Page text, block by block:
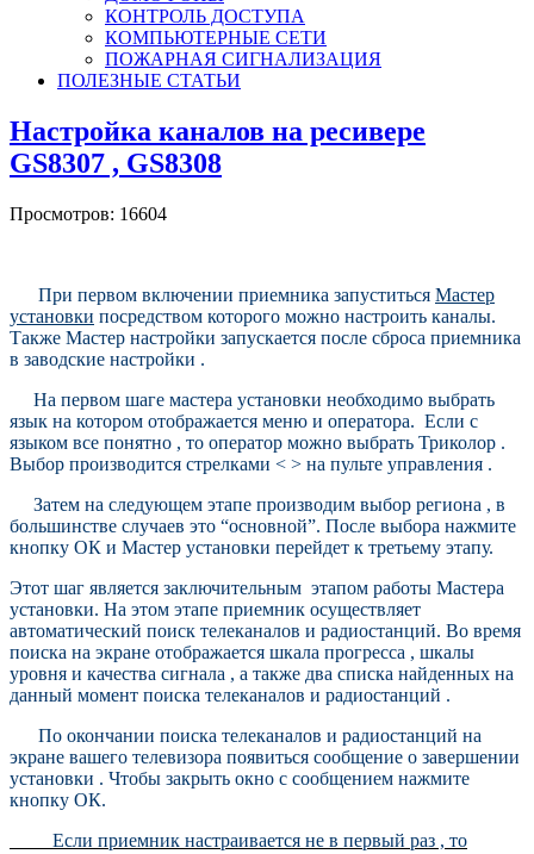
КОНТРОЛЬ ДОСТУПА
КОМПЬЮТЕРНЫЕ СЕТИ
ПОЖАРНАЯ СИГНАЛИЗАЦИЯ
ПОЛЕЗНЫЕ СТАТЬИ
Настройка каналов на ресивере
GS8307 , GS8308
Просмотров: 16604
При первом включении приемника запуститься Мастер
установки посредством которого можно настроить каналы.
Также Мастер настройки запускается после сброса приемника
в заводские настройки .
На первом шаге мастера установки необходимо выбрать
язык на котором отображается меню и оператора. Если с
языком все понятно , то оператор можно выбрать Триколор .
Выбор производится стрелками < > на пульте управления .
Затем на следующем этапе производим выбор региона , в
большинстве случаев это “основной”. После выбора нажмите
кнопку ОК и Мастер установки перейдет к третьему этапу.
Этот шаг является заключительным этапом работы Мастера
установки. На этом этапе приемник осуществляет
автоматический поиск телеканалов и радиостанций. Во время
поиска на экране отображается шкала прогресса , шкалы
уровня и качества сигнала , а также два списка найденных на
данный момент поиска телеканалов и радиостанций .
По окончании поиска телеканалов и радиостанций на
экране вашего телевизора появиться сообщение о завершении
установки . Чтобы закрыть окно с сообщением нажмите
кнопку ОК.
Если приемник настраивается не в первый раз , то